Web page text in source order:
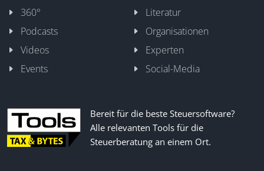
360°
Literatur
Podcasts
Organisationen
Videos
Experten
Events
Social-Media
Bereit für die beste Steuersoftware?
Alle relevanten Tools für die
Steuerberatung an einem Ort.